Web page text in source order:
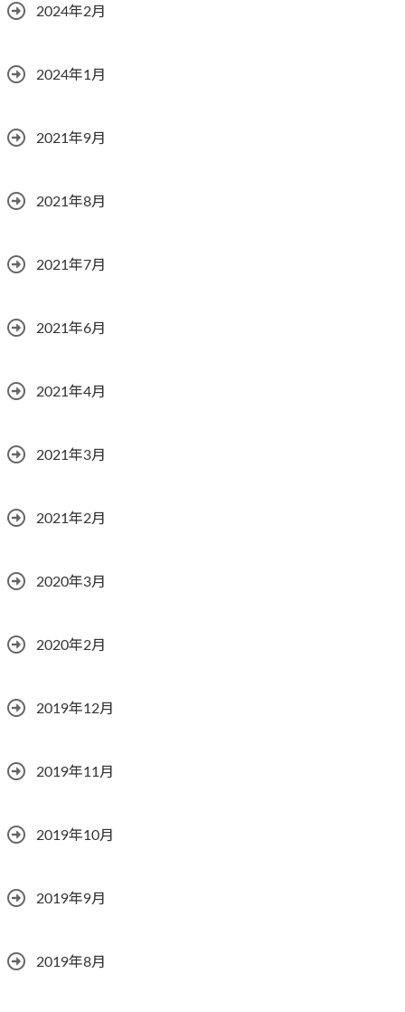
2024年2月
2024年1月
2021年9月
2021年8月
2021年7月
2021年6月
2021年4月
2021年3月
2021年2月
2020年3月
2020年2月
2019年12月
2019年11月
2019年10月
2019年9月
2019年8月